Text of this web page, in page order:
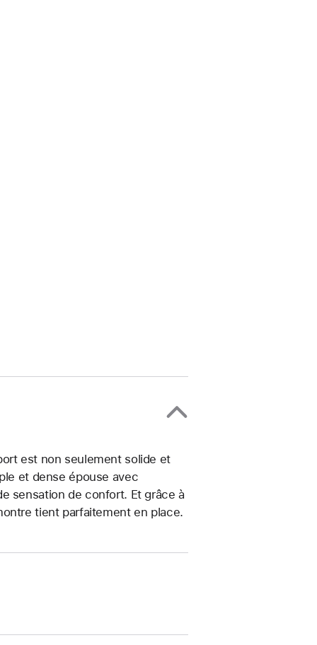
est non seulement solide et
et dense épouse avec
sensation de confort. Et grâce à
tient parfaitement en place.